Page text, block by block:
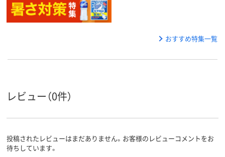
おすすめ特集一覧
レビュー（0件）
投稿されたレビューはまだありません。お客様のレビューコメントをお
待ちしています。